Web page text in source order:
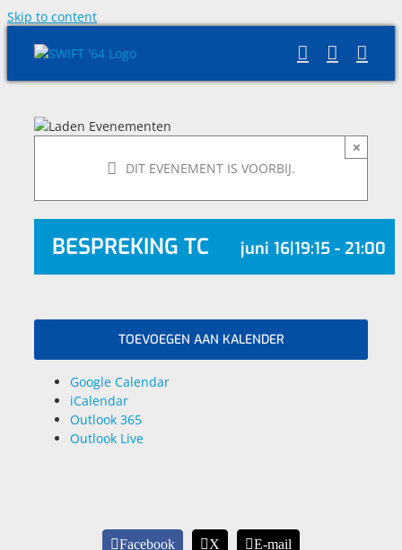
Skip to content
DIT EVENEMENT IS VOORBIJ.
×
BESPREKING TC juni 16|19:15 - 21:00
TOEVOEGEN AAN KALENDER
Google Calendar
iCalendar
Outlook 365
Outlook Live
Facebook X E-mail